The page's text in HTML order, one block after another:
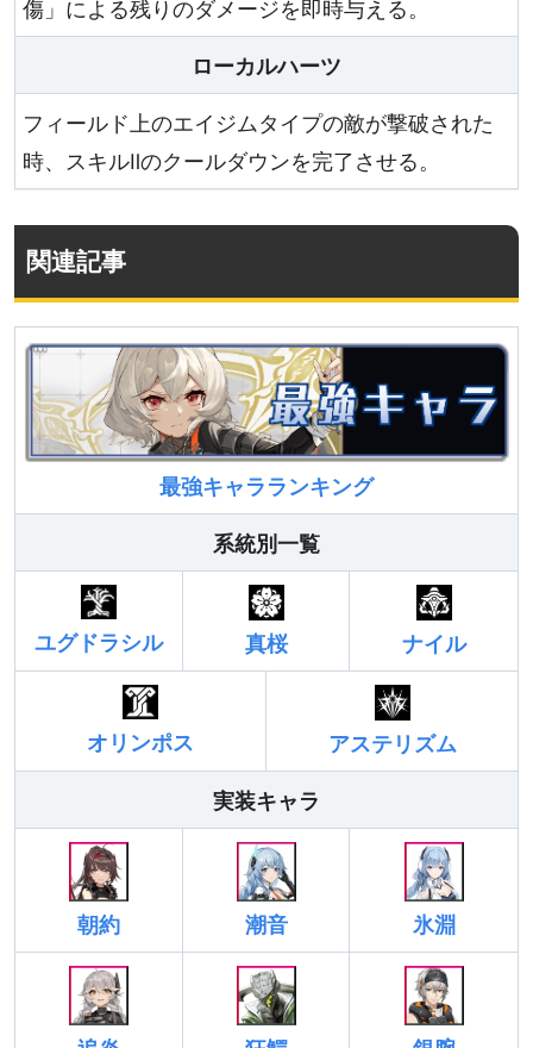
傷」による残りのダメージを即時与える。
ローカルハーツ
フィールド上のエイジムタイプの敵が撃破された
時、スキルⅡのクールダウンを完了させる。
関連記事
最強キャラランキング
系統別一覧
ユグドラシル 真桜 ナイル
オリンポス
アステリズム
実装キャラ
朝約 潮音 氷淵